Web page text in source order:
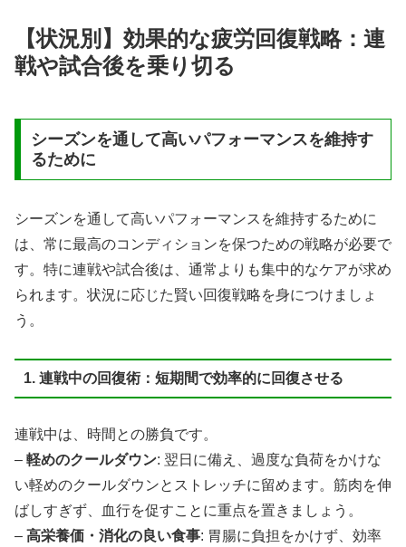
【状況別】効果的な疲労回復戦略：連
戦や試合後を乗り切る
シーズンを通して高いパフォーマンスを維持す
るために
シーズンを通して高いパフォーマンスを維持するために
は、常に最高のコンディションを保つための戦略が必要で
す。特に連戦や試合後は、通常よりも集中的なケアが求め
られます。状況に応じた賢い回復戦略を身につけましょ
う。
1. 連戦中の回復術：短期間で効率的に回復させる
連戦中は、時間との勝負です。
– 軽めのクールダウン: 翌日に備え、過度な負荷をかけな
い軽めのクールダウンとストレッチに留めます。筋肉を伸
ばしすぎず、血行を促すことに重点を置きましょう。
– 高栄養価・消化の良い食事: 胃腸に負担をかけず、効率